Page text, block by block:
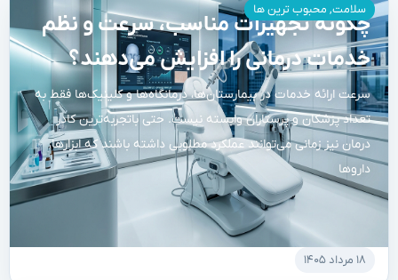
سلامت, محبوب ترین ها
چگونه تجهیزات مناسب، سرعت و نظم
خدمات درمانی را افزایش می‌دهند؟
سرعت ارائه خدمات در بیمارستان‌ها، درمانگاه‌ها و کلینیک‌ها فقط به
تعداد پزشکان و پرستاران وابسته نیست. حتی باتجربه‌ترین کادر
درمان نیز زمانی می‌توانند عملکرد مطلوبی داشته باشند که ابزارها،
داروها
۱۸ مرداد ۱۴۰۵